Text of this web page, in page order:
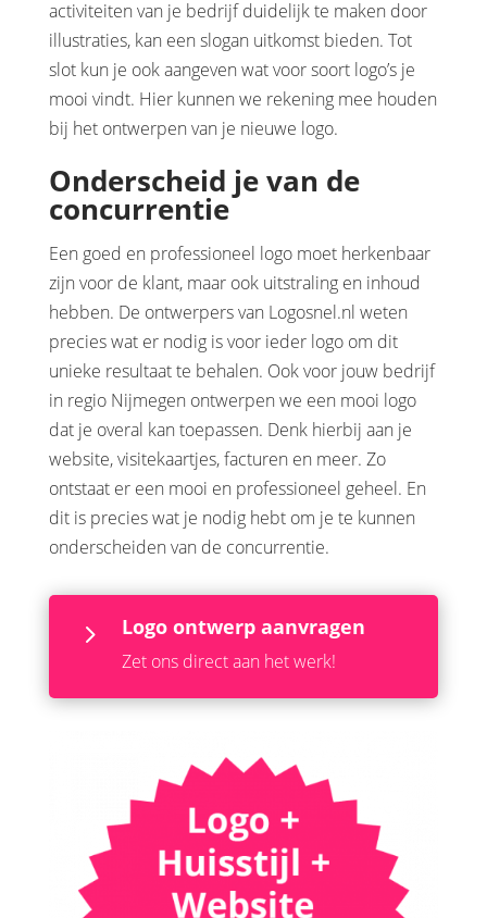
activiteiten van je bedrijf duidelijk te maken door
illustraties, kan een slogan uitkomst bieden. Tot
slot kun je ook aangeven wat voor soort logo’s je
mooi vindt. Hier kunnen we rekening mee houden
bij het ontwerpen van je nieuwe logo.
Onderscheid je van de
concurrentie
Een goed en professioneel logo moet herkenbaar
zijn voor de klant, maar ook uitstraling en inhoud
hebben. De ontwerpers van Logosnel.nl weten
precies wat er nodig is voor ieder logo om dit
unieke resultaat te behalen. Ook voor jouw bedrijf
in regio Nijmegen ontwerpen we een mooi logo
dat je overal kan toepassen. Denk hierbij aan je
website, visitekaartjes, facturen en meer. Zo
ontstaat er een mooi en professioneel geheel. En
dit is precies wat je nodig hebt om je te kunnen
onderscheiden van de concurrentie.
5 Logo ontwerp aanvragen
Zet ons direct aan het werk!